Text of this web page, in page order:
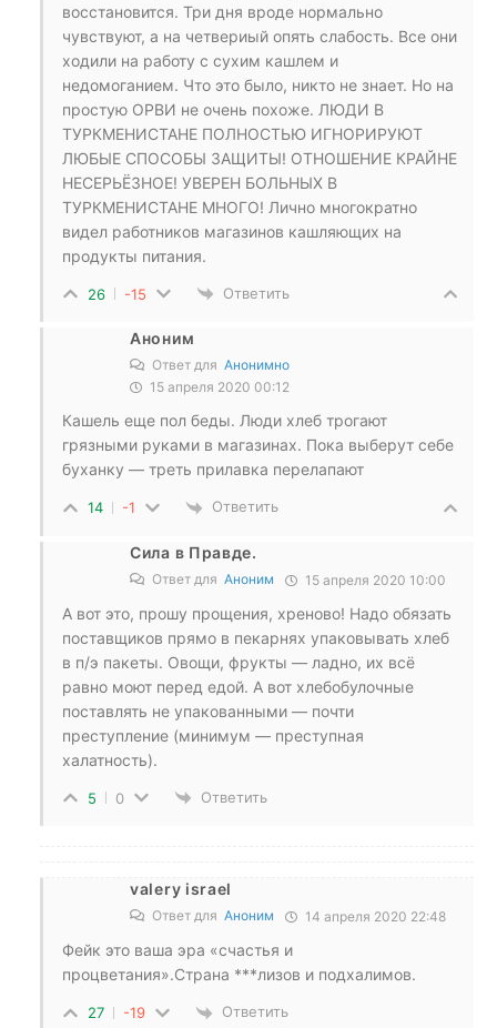
восстановится. Три дня вроде нормально
чувствуют, а на четвериый опять слабость. Все они
ходили на работу с сухим кашлем и
недомоганием. Что это было, никто не знает. Но на
простую ОРВИ не очень похоже. ЛЮДИ В
ТУРКМЕНИСТАНЕ ПОЛНОСТЬЮ ИГНОРИРУЮТ
ЛЮБЫЕ СПОСОБЫ ЗАЩИТЫ! ОТНОШЕНИЕ КРАЙНЕ
НЕСЕРЬЁЗНОЕ! УВЕРЕН БОЛЬНЫХ В
ТУРКМЕНИСТАНЕ МНОГО! Лично многократно
видел работников магазинов кашляющих на
продукты питания.
26 -15 Ответить
Аноним
Ответ для Анонимно
15 апреля 2020 00:12
Кашель еще пол беды. Люди хлеб трогают
грязными руками в магазинах. Пока выберут себе
буханку — треть прилавка перелапают
14 -1 Ответить
Сила в Правде.
Ответ для Аноним 15 апреля 2020 10:00
А вот это, прошу прощения, хреново! Надо обязать
поставщиков прямо в пекарнях упаковывать хлеб
в п/э пакеты. Овощи, фрукты — ладно, их всё
равно моют перед едой. А вот хлебобулочные
поставлять не упакованными — почти
преступление (минимум — преступная
халатность).
5 0 Ответить
valery israel
Ответ для Аноним 14 апреля 2020 22:48
Фейк это ваша эра «счастья и
процветания».Страна ***лизов и подхалимов.
27 -19 Ответить